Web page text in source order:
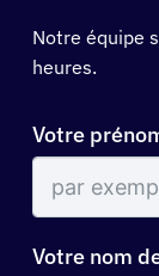
Notre équipe
heures.
Votre
Votre nom